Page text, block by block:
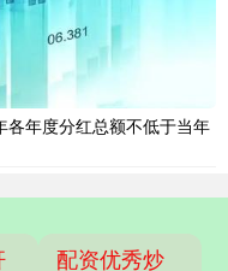
年度分红总额不低于当年
配资优秀炒